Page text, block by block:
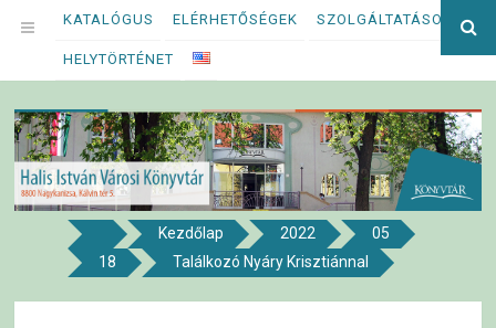
Megszakítás
OPEN
MENU
KATALÓGUS ELÉRHETŐSÉGEK SZOLGÁLTATÁSOK
HELYTÖRTÉNET
Halis István Városi Könyvtár
8800 NAGYKANIZSA, KÁLVIN TÉR 5.
Kezdőlap 2022
05
18
Találkozó Nyáry Krisztiánnal